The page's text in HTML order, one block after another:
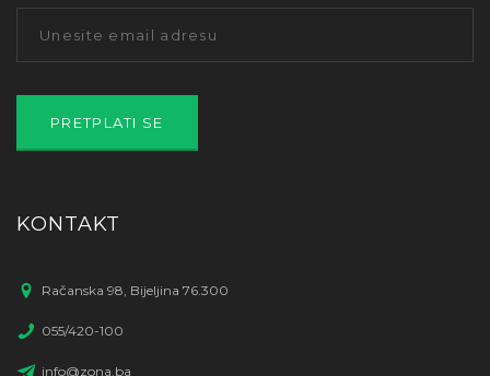
KONTAKT
Račanska 98, Bijeljina 76.300
055/420-100
info@zona.ba